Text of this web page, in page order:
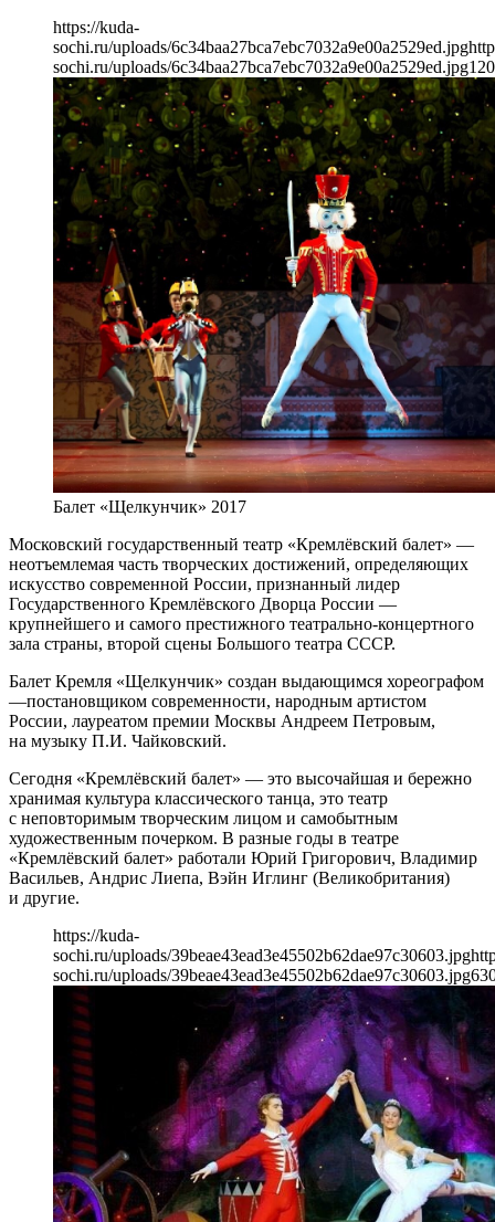
https://kuda-
sochi.ru/uploads/6c34baa27bca7ebc7032a9e00a2529ed.jpg
sochi.ru/uploads/6c34baa27bca7ebc7032a9e00a2529ed.jpg
Балет «Щелкунчик» 2017
Московский государственный театр «Кремлёвский балет» —
неотъемлемая часть творческих достижений, определяющих
искусство современной России, признанный лидер
Государственного Кремлёвского Дворца России —
крупнейшего и самого престижного театрально-концертного
зала страны, второй сцены Большого театра СССР.
Балет Кремля «Щелкунчик» создан выдающимся хореографом
—постановщиком современности, народным артистом
России, лауреатом премии Москвы Андреем Петровым,
на музыку П.И. Чайковский.
Сегодня «Кремлёвский балет» — это высочайшая и бережно
хранимая культура классического танца, это театр
с неповторимым творческим лицом и самобытным
художественным почерком. В разные годы в театре
«Кремлёвский балет» работали Юрий Григорович, Владимир
Васильев, Андрис Лиепа, Вэйн Иглинг (Великобритания)
и другие.
https://kuda-
sochi.ru/uploads/39beae43ead3e45502b62dae97c30603.jpg
sochi.ru/uploads/39beae43ead3e45502b62dae97c30603.jpg